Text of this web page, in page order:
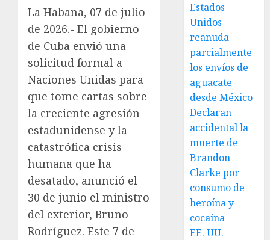
La Habana, 07 de julio
de 2026.- El gobierno
de Cuba envió una
solicitud formal a
Naciones Unidas para
que tome cartas sobre
la creciente agresión
estadunidense y la
catastrófica crisis
humana que ha
desatado, anunció el
30 de junio el ministro
del exterior, Bruno
Rodríguez. Este 7 de
Estados
Unidos
reanuda
parcialmente
los envíos de
aguacate
desde México
Declaran
accidental la
muerte de
Brandon
Clarke por
consumo de
heroína y
cocaína
EE. UU.